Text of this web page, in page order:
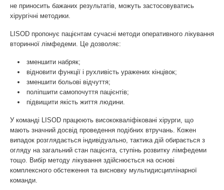
не приносить бажаних результатів, можуть застосовуватись
хірургічні методики.
LISOD пропонує пацієнтам сучасні методи оперативного лікування
вторинної лімфедеми. Це дозволяє:
зменшити набряк;
відновити функції і рухливість уражених кінцівок;
зменшити больові відчуття;
поліпшити самопочуття пацієнтів;
підвищити якість життя людини.
У команді LISOD працюють висококваліфіковані хірурги, що
мають значний досвід проведення подібних втручань. Кожен
випадок розглядається індивідуально, тактика дій обирається з
огляду на загальний стан пацієнта, ступінь розвитку лімфедеми
тощо. Вибір методу лікування здійснюється на основі
комплексного обстеження та висновку мультидисциплінарної
команди.